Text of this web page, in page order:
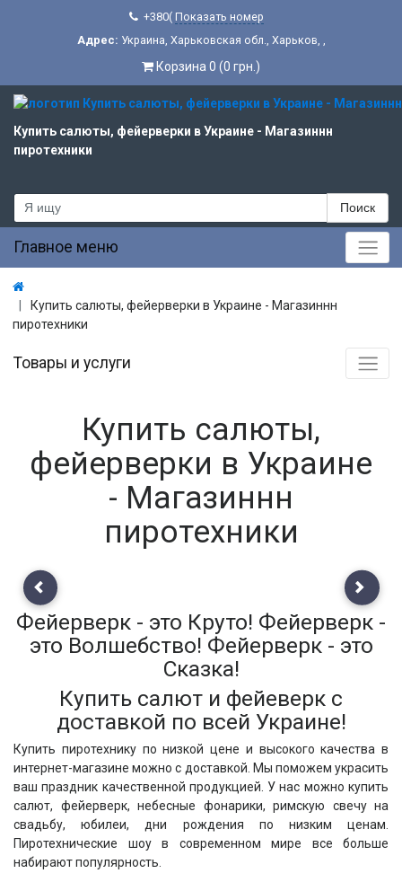
+380( Показать номер
Адрес: Украина, Харьковская обл., Харьков, ,
Корзина 0 (0 грн.)
Купить салюты, фейерверки в Украине - Магазиннн
пиротехники
Поиск
Главное меню
Купить салюты, фейерверки в Украине - Магазиннн
пиротехники
Товары и услуги
Купить салюты,
фейерверки в Украине
- Магазиннн
пиротехники
Previous Next
Фейерверк - это Круто! Фейерверк -
это Волшебство! Фейерверк - это
Сказка!
Купить салют и фейеверк с
доставкой по всей Украине!
Купить пиротехнику по низкой цене и высокого качества в
интернет-магазине можно с доставкой. Мы поможем украсить
ваш праздник качественной продукцией. У нас можно купить
салют, фейерверк, небесные фонарики, римскую свечу на
свадьбу, юбилеи, дни рождения по низким ценам.
Пиротехнические шоу в современном мире все больше
набирают популярность.